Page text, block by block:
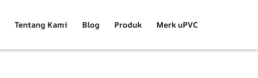
Tentang Kami Blog Produk Merk uPVC